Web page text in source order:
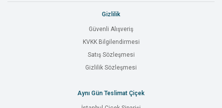
Gizlilik
Güvenli Alışveriş
KVKK Bilgilendirmesi
Satış Sözleşmesi
Gizlilik Sözleşmesi
Aynı Gün Teslimat Çiçek